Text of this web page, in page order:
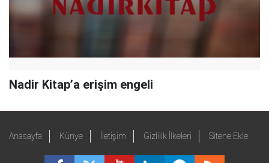
Nadir Kitap’a erişim engeli
Anasayfa Künye İletişim Gizlilik İlkeleri Sitene Ekle